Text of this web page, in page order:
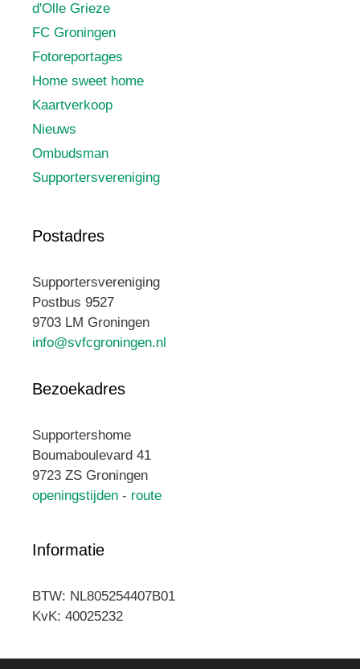
d'Olle Grieze
FC Groningen
Fotoreportages
Home sweet home
Kaartverkoop
Nieuws
Ombudsman
Supportersvereniging
Postadres
Supportersvereniging
Postbus 9527
9703 LM Groningen
info@svfcgroningen.nl
Bezoekadres
Supportershome
Boumaboulevard 41
9723 ZS Groningen
openingstijden - route
Informatie
BTW: NL805254407B01
KvK: 40025232